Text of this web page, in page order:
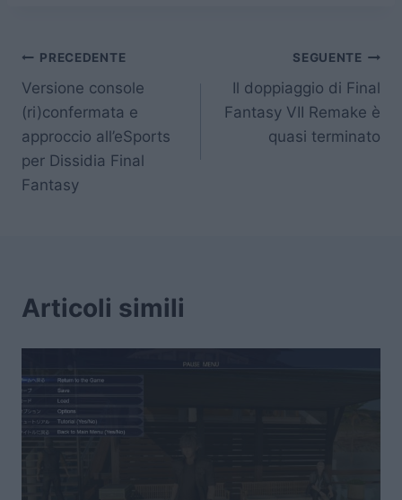
Navigazione
articoli
PRECEDENTE
Versione console
(ri)confermata e
approccio all’eSports
per Dissidia Final
Fantasy
SEGUENTE
Il doppiaggio di Final
Fantasy VII Remake è
quasi terminato
Articoli simili